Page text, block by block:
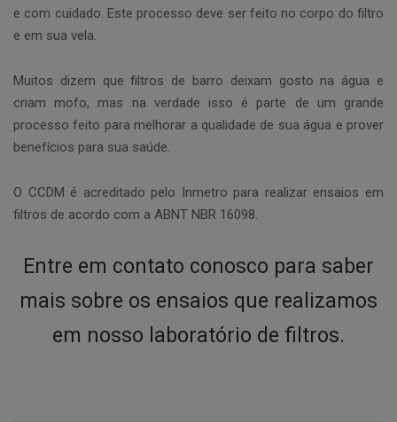
e com cuidado. Este processo deve ser feito no corpo do filtro
e em sua vela.
Muitos dizem que filtros de barro deixam gosto na água e
criam mofo, mas na verdade isso é parte de um grande
processo feito para melhorar a qualidade de sua água e prover
benefícios para sua saúde.
O CCDM é acreditado pelo Inmetro para realizar ensaios em
filtros de acordo com a ABNT NBR 16098.
Entre em contato conosco para saber
mais sobre os ensaios que realizamos
em nosso laboratório de filtros.